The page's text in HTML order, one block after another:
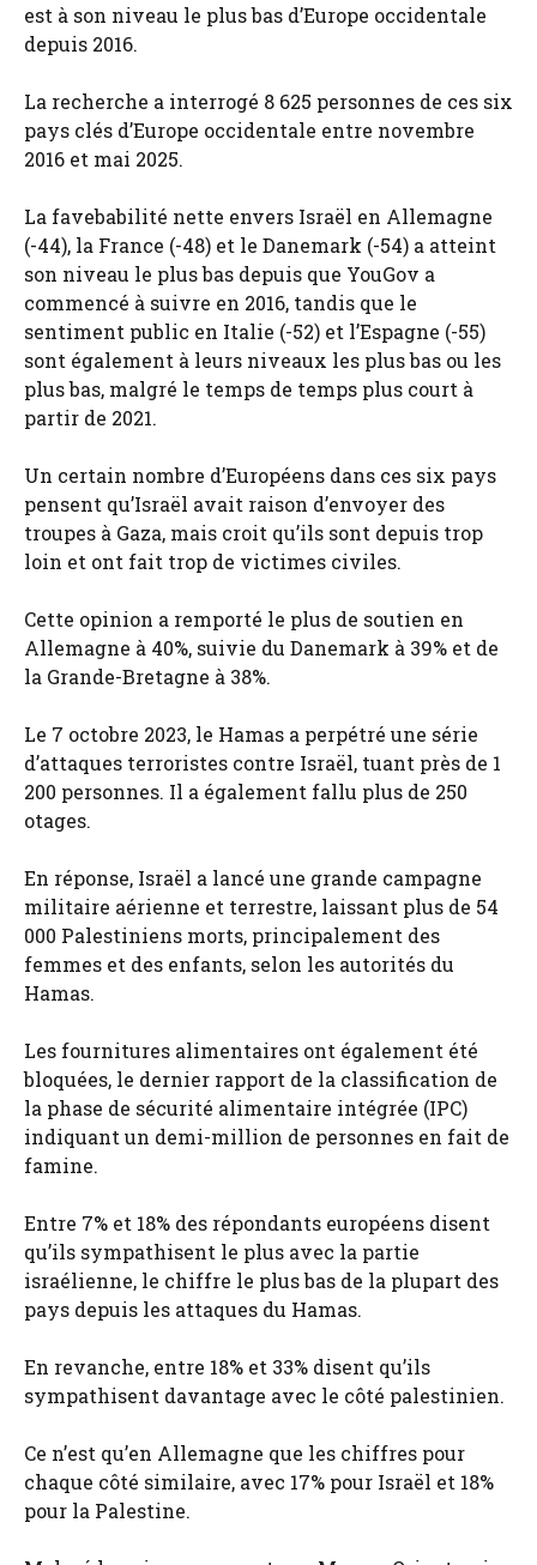
est à son niveau le plus bas d’Europe occidentale
depuis 2016.
La recherche a interrogé 8 625 personnes de ces six
pays clés d’Europe occidentale entre novembre
2016 et mai 2025.
La favebabilité nette envers Israël en Allemagne
(-44), la France (-48) et le Danemark (-54) a atteint
son niveau le plus bas depuis que YouGov a
commencé à suivre en 2016, tandis que le
sentiment public en Italie (-52) et l’Espagne (-55)
sont également à leurs niveaux les plus bas ou les
plus bas, malgré le temps de temps plus court à
partir de 2021.
Un certain nombre d’Européens dans ces six pays
pensent qu’Israël avait raison d’envoyer des
troupes à Gaza, mais croit qu’ils sont depuis trop
loin et ont fait trop de victimes civiles.
Cette opinion a remporté le plus de soutien en
Allemagne à 40%, suivie du Danemark à 39% et de
la Grande-Bretagne à 38%.
Le 7 octobre 2023, le Hamas a perpétré une série
d’attaques terroristes contre Israël, tuant près de 1
200 personnes. Il a également fallu plus de 250
otages.
En réponse, Israël a lancé une grande campagne
militaire aérienne et terrestre, laissant plus de 54
000 Palestiniens morts, principalement des
femmes et des enfants, selon les autorités du
Hamas.
Les fournitures alimentaires ont également été
bloquées, le dernier rapport de la classification de
la phase de sécurité alimentaire intégrée (IPC)
indiquant un demi-million de personnes en fait de
famine.
Entre 7% et 18% des répondants européens disent
qu’ils sympathisent le plus avec la partie
israélienne, le chiffre le plus bas de la plupart des
pays depuis les attaques du Hamas.
En revanche, entre 18% et 33% disent qu’ils
sympathisent davantage avec le côté palestinien.
Ce n’est qu’en Allemagne que les chiffres pour
chaque côté similaire, avec 17% pour Israël et 18%
pour la Palestine.